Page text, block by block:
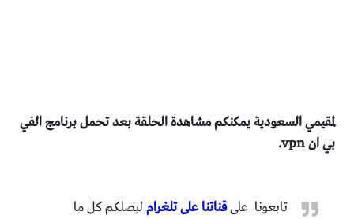
لمقيمي السعودية يمكنكم مشاهدة الحلقة بعد تحمل برنامج الفي
بي ان vpn.
تابعونا علىقناتنا على تلغرامليصلكم كل ما